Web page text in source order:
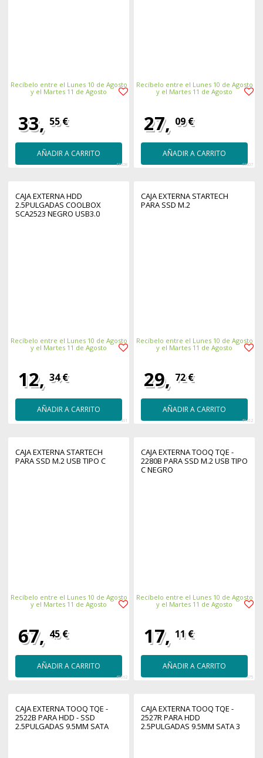
Recíbelo entre el Lunes 10 de Agosto
y el Martes 11 de Agosto
33, 55 €
AÑADIR A CARRITO
43608
Recíbelo entre el Lunes 10 de Agosto
y el Martes 11 de Agosto
27, 09 €
AÑADIR A CARRITO
43607
CAJA EXTERNA HDD
2.5PULGADAS COOLBOX
SCA2523 NEGRO USB3.0
Recíbelo entre el Lunes 10 de Agosto
y el Martes 11 de Agosto
12, 34 €
AÑADIR A CARRITO
461
CAJA EXTERNA STARTECH
PARA SSD M.2
Recíbelo entre el Lunes 10 de Agosto
y el Martes 11 de Agosto
29, 72 €
AÑADIR A CARRITO
49412
CAJA EXTERNA STARTECH
PARA SSD M.2 USB TIPO C
Recíbelo entre el Lunes 10 de Agosto
y el Martes 11 de Agosto
67, 45 €
AÑADIR A CARRITO
49562
CAJA EXTERNA TOOQ TQE -
2280B PARA SSD M.2 USB TIPO
C NEGRO
Recíbelo entre el Lunes 10 de Agosto
y el Martes 11 de Agosto
17, 11 €
AÑADIR A CARRITO
475
CAJA EXTERNA TOOQ TQE -
2522B PARA HDD - SSD
2.5PULGADAS 9.5MM SATA
CAJA EXTERNA TOOQ TQE -
2527R PARA HDD
2.5PULGADAS 9.5MM SATA 3